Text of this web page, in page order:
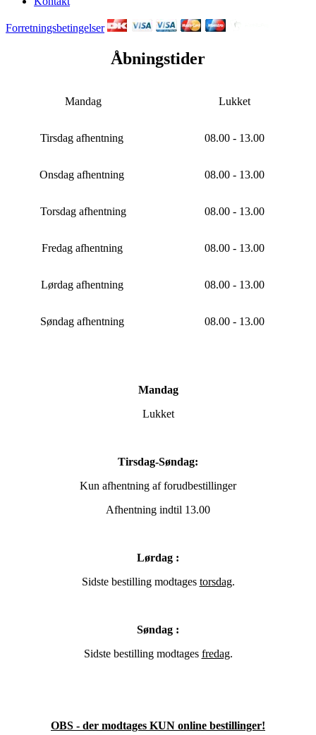
Forretningsbetingelser
Åbningstider
Mandag Lukket
Tirsdag afhentning 08.00 - 13.00
Onsdag afhentning 08.00 - 13.00
Torsdag afhentning 08.00 - 13.00
Fredag afhentning 08.00 - 13.00
Lørdag afhentning 08.00 - 13.00
Søndag afhentning 08.00 - 13.00
Mandag
Lukket
Tirsdag-Søndag:
Kun afhentning af forudbestillinger
Afhentning indtil 13.00
Lørdag :
Sidste bestilling modtages torsdag.
Søndag :
Sidste bestilling modtages fredag.
OBS - der modtages KUN online bestillinger!